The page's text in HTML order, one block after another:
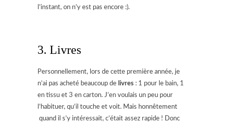
l’instant, on n’y est pas encore :).
3. Livres
Personnellement, lors de cette première année, je
n’ai pas acheté beaucoup de livres : 1 pour le bain, 1
en tissu et 3 en carton. J’en voulais un peu pour
l’habituer, qu’il touche et voit. Mais honnêtement
quand il s’y intéressait, c’était assez rapide ! Donc